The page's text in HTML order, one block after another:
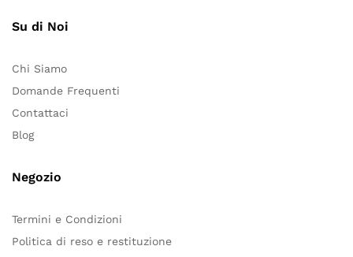
Su di Noi
Chi Siamo
Domande Frequenti
Contattaci
Blog
Negozio
Termini e Condizioni
Politica di reso e restituzione